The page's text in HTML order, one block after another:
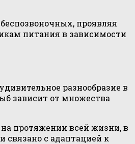
проявляя
питания в зависимости
разнообразие в
зависит от множества
протяжении всей жизни, в
связано с адаптацией к